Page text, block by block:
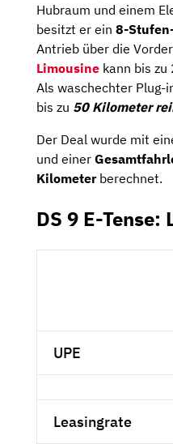
Hubraum und einem
besitzt er ein 8-
Antrieb über die
Limousine kann bis
Als waschechter Plug-
bis zu 50 Kilometer
Der Deal wurde mit
und einer
Kilometerberechnet.
DS 9 E-Tense:
UPE
Leasingrate